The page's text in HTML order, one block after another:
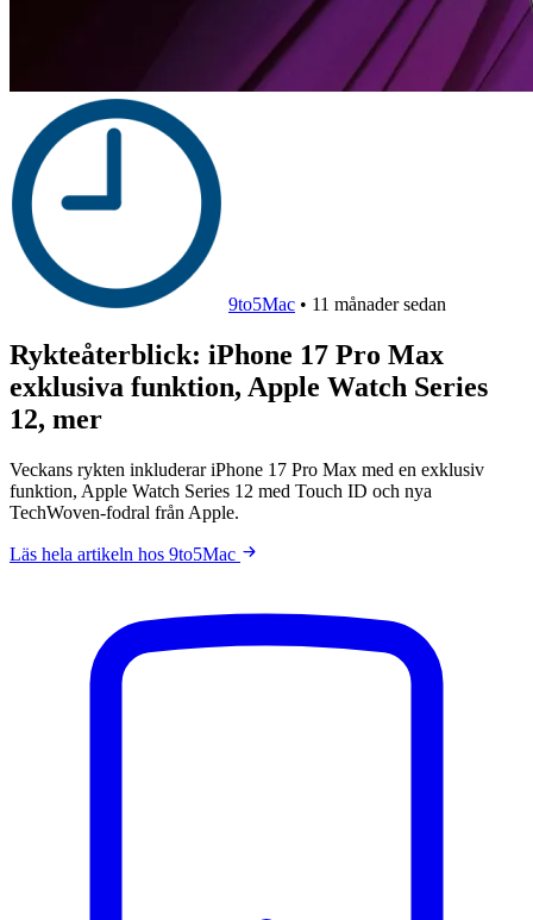
9to5Mac • 11 månader sedan
Rykteåterblick: iPhone 17 Pro Max
exklusiva funktion, Apple Watch Series
12, mer
Veckans rykten inkluderar iPhone 17 Pro Max med en exklusiv
funktion, Apple Watch Series 12 med Touch ID och nya
TechWoven-fodral från Apple.
Läs hela artikeln hos 9to5Mac